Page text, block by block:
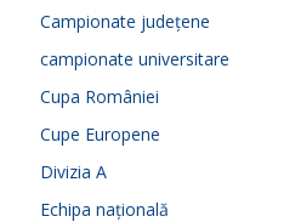
Campionate județene
campionate universitare
Cupa României
Cupe Europene
Divizia A
Echipa națională